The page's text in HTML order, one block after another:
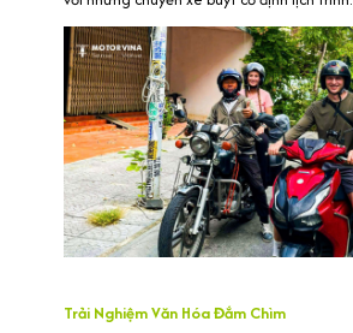
Trải Nghiệm Văn Hóa Đắm Chìm